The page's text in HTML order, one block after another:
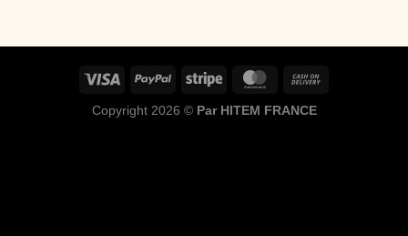
Copyright 2026 © Par HITEM FRANCE